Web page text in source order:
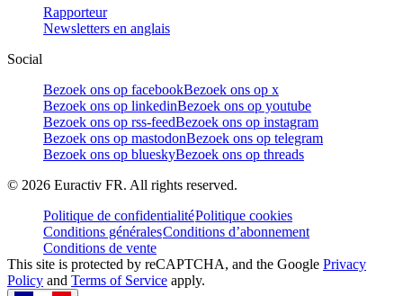
Rapporteur
Newsletters en anglais
Social
Bezoek ons op facebookBezoek ons op x
Bezoek ons op linkedinBezoek ons op youtube
Bezoek ons op rss-feedBezoek ons op instagram
Bezoek ons op mastodonBezoek ons op telegram
Bezoek ons op blueskyBezoek ons op threads
© 2026 Euractiv FR. All rights reserved.
Politique de confidentialitéPolitique cookies
Conditions généralesConditions d’abonnement
Conditions de vente
This site is protected by reCAPTCHA, and the Google Privacy
Policy and Terms of Service apply.